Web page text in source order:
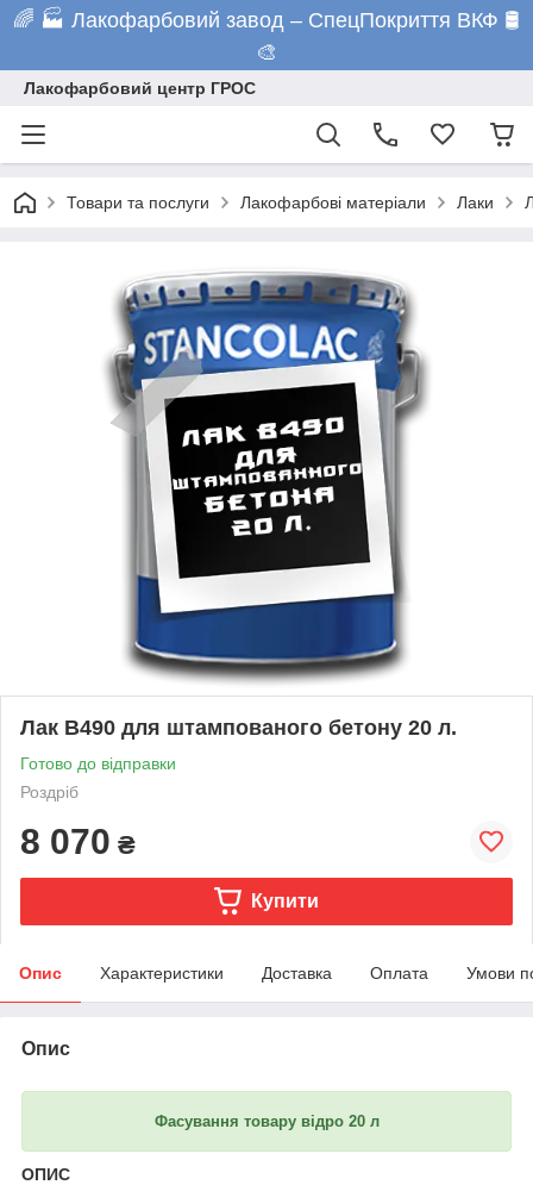
🌈 🏭 Лакофарбовий завод – СпецПокриття ВКФ 🛢️
🎨
Лакофарбовий центр ГРОС
Товари та послуги Лакофарбові матеріали Лаки
Лак B490 для штампованого бетону 20 л.
Готово до відправки
Роздріб
8 070 ₴
Купити
Опис Характеристики Доставка Оплата Умови
Опис
Фасування товару відро 20 л
ОПИС